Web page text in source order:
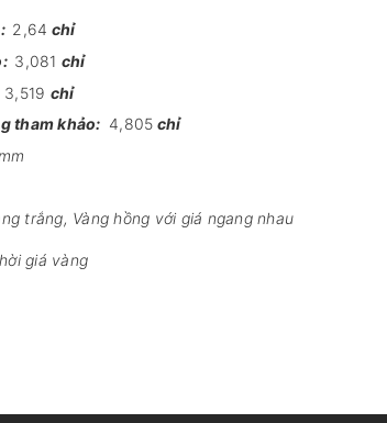
2,64 chỉ
3,081 chỉ
3,519 chỉ
tham khảo: 4,805 chỉ
trắng, Vàng hồng với giá ngang nhau
giá vàng